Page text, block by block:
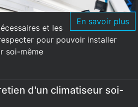
En savoir plus
et les
pour pouvoir installer
soi-même
d'un climatiseur soi-